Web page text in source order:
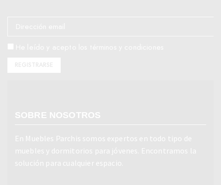
SOBRE NOSOTROS
En Muebles Parchis somos expertos en todo tipo de
muebles y dormitorios para jóvenes. Encontramos la
solución para cualquier espacio.